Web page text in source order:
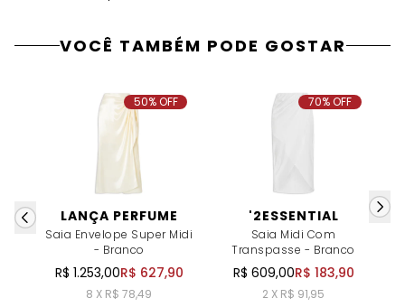
VOCÊ TAMBÉM PODE GOSTAR
LANÇA PERFUME
Saia Envelope Super Midi
- Branco
R$ 1.253,00R$ 627,90
8 X R$ 78,49
50% OFF
'2ESSENTIAL
Saia Midi Com
Transpasse - Branco
R$ 609,00R$ 183,90
2 X R$ 91,95
70% OFF